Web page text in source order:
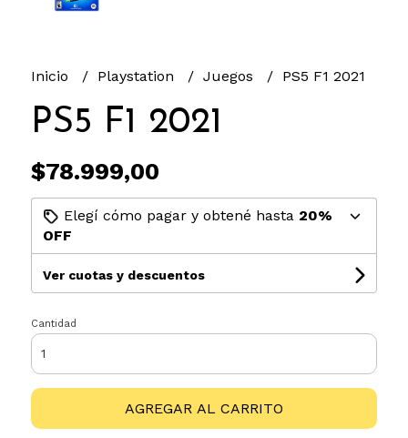
Inicio Playstation Juegos PS5 F1 2021
PS5 F1 2021
$78.999,00
Elegí cómo pagar y obtené hasta 20%
OFF
Ver cuotas y descuentos
Cantidad
AGREGAR AL CARRITO